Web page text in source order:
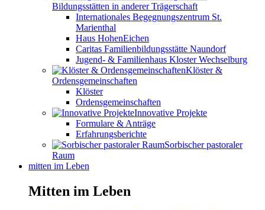
Bildungsstätten in anderer Trägerschaft
Internationales Begegnungszentrum St.
Marienthal
Haus HohenEichen
Caritas Familienbildungsstätte Naundorf
Jugend- & Familienhaus Kloster Wechselburg
Klöster &
Ordensgemeinschaften
Klöster
Ordensgemeinschaften
Innovative Projekte
Formulare & Anträge
Erfahrungsberichte
Sorbischer pastoraler
Raum
mitten im Leben
Mitten im Leben